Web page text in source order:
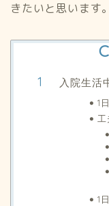
きたいと思います。
入院生活
1
工
1